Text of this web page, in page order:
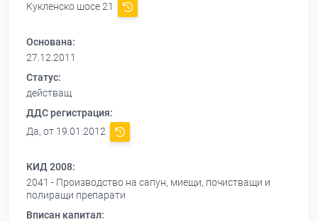
Кукленско шосе 21
Основана:
27.12.2011
Статус:
действащ
ДДС регистрация:
Да, от 19.01.2012
КИД 2008:
2041 - Производство на сапун, миещи, почистващи и
полиращи препарати
Вписан капитал: